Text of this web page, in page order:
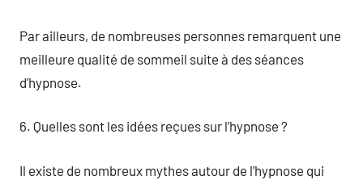
Par ailleurs, de nombreuses personnes remarquent une
meilleure qualité de sommeil suite à des séances
d’hypnose.
6. Quelles sont les idées reçues sur l’hypnose ?
Il existe de nombreux mythes autour de l’hypnose qui